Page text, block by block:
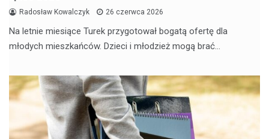
Radosław Kowalczyk 26 czerwca 2026
Na letnie miesiące Turek przygotował bogatą ofertę dla
młodych mieszkańców. Dzieci i młodzież mogą brać…